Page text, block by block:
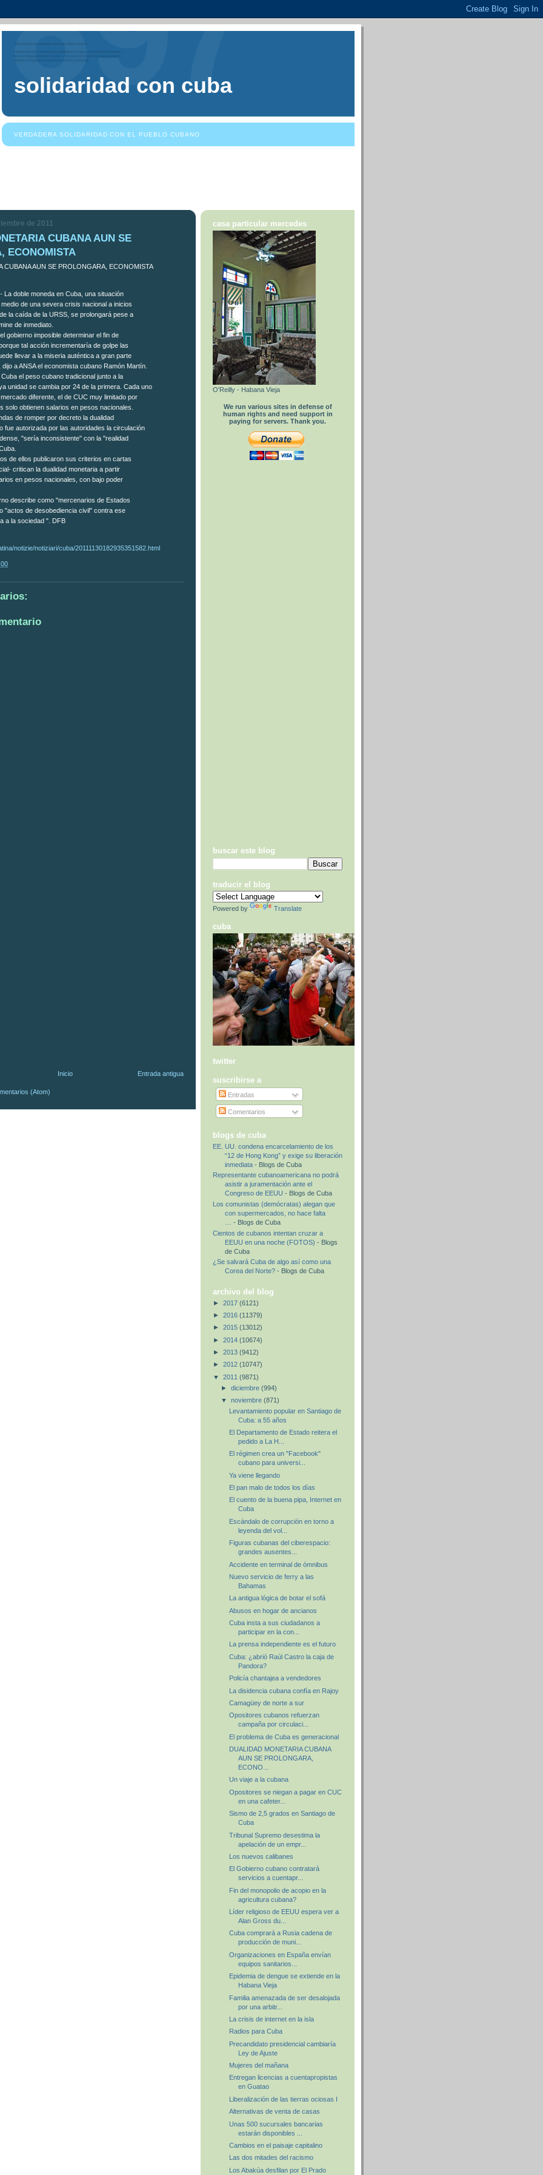
solidaridad con cuba
VERDADERA SOLIDARIDAD CON EL PUEBLO CUBANO
de 2011
CUBANA AUN SE
ECONOMISTA
CUBANA AUN SE PROLONGARA, ECONOMISTA
La doble moneda en Cuba, una situación
de una severa crisis nacional a inicios
la caída de la URSS, se prolongará pese a
de inmediato.
gobierno imposible determinar el fin de
tal acción incrementaría de golpe las
llevar a la miseria auténtica a gran parte
a ANSA el economista cubano Ramón Martín.
el peso cubano tradicional junto a la
unidad se cambia por 24 de la primera. Cada uno
diferente, el de CUC muy limitado por
solo obtienen salarios en pesos nacionales.
de romper por decreto la dualidad
fue autorizada por las autoridades la circulación
"sería inconsistente" con la "realidad
de ellos publicaron sus criterios en cartas
critican la dualidad monetaria a partir
en pesos nacionales, con bajo poder
describe como "mercenarios de Estados
"actos de desobediencia civil" contra ese
a la sociedad ". DFB
notizie/notiziari/cuba/20111130182935351582.html
Entrada antigua
Inicio
(Atom)
casa particular mercedes
O'Reilly - Habana Vieja
We run various sites in defense of
human rights and need support in
paying for servers. Thank you.
buscar este blog
traducir el blog
Powered by Translate
cuba
twitter
suscribirse a
Entradas
Comentarios
blogs de cuba
EE. UU. condena encarcelamiento de los
“12 de Hong Kong” y exige su liberación
inmediata - Blogs de Cuba
Representante cubanoamericana no podrá
asistir a juramentación ante el
Congreso de EEUU - Blogs de Cuba
Los comunistas (demócratas) alegan que
con supermercados, no hace falta
- Blogs de Cuba
Cientos de cubanos intentan cruzar a
EEUU en una noche (FOTOS) - Blogs
de Cuba
¿Se salvará Cuba de algo así como una
Corea del Norte? - Blogs de Cuba
archivo del blog
► 2017 (6121)
► 2016 (11379)
► 2015 (13012)
► 2014 (10674)
► 2013 (9412)
► 2012 (10747)
▼ 2011 (9871)
► diciembre (994)
▼ noviembre (871)
Levantamiento popular en Santiago de
Cuba: a 55 años
El Departamento de Estado reitera el
pedido a La H...
El régimen crea un "Facebook"
cubano para universi...
Ya viene llegando
El pan malo de todos los días
El cuento de la buena pipa, Internet en
Cuba
Escándalo de corrupción en torno a
leyenda del vol...
Figuras cubanas del ciberespacio:
grandes ausentes...
Accidente en terminal de ómnibus
Nuevo servicio de ferry a las
Bahamas
La antigua lógica de botar el sofá
Abusos en hogar de ancianos
Cuba insta a sus ciudadanos a
participar en la con...
La prensa independiente es el futuro
Cuba: ¿abrió Raúl Castro la caja de
Pandora?
Policía chantajea a vendedores
La disidencia cubana confía en Rajoy
Camagüey de norte a sur
Opositores cubanos refuerzan
campaña por circulaci...
El problema de Cuba es generacional
DUALIDAD MONETARIA CUBANA
AUN SE PROLONGARA,
ECONO...
Un viaje a la cubana
Opositores se niegan a pagar en CUC
en una cafeter...
Sismo de 2,5 grados en Santiago de
Cuba
Tribunal Supremo desestima la
apelación de un empr...
Los nuevos calibanes
El Gobierno cubano contratará
servicios a cuentapr...
Fin del monopolio de acopio en la
agricultura cubana?
Líder religioso de EEUU espera ver a
Alan Gross du...
Cuba comprará a Rusia cadena de
producción de muni...
Organizaciones en España envían
equipos sanitarios...
Epidemia de dengue se extiende en la
Habana Vieja
Familia amenazada de ser desalojada
por una arbitr...
La crisis de internet en la isla
Radios para Cuba
Precandidato presidencial cambiaría
Ley de Ajuste
Mujeres del mañana
Entregan licencias a cuentapropistas
en Guatao
Liberalización de las tierras ociosas I
Alternativas de venta de casas
Unas 500 sucursales bancarias
estarán disponibles ...
Cambios en el paisaje capitalino
Las dos mitades del racismo
Los Abakúa desfilan por El Prado